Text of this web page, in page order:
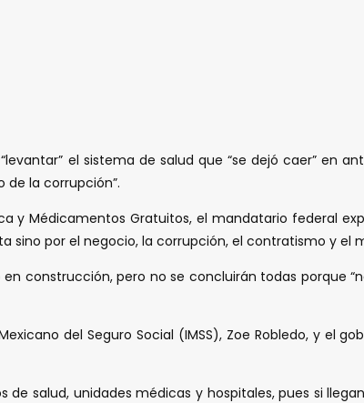
el sistema de salud que “se dejó caer” en
de la corrupción”.
y Médicamentos Gratuitos, el mandatario federal
por el negocio, la corrupción, el contratismo y el
construcción, pero no se concluirán todas porque
del Seguro Social (IMSS), Zoe Robledo, y el
salud, unidades médicas y hospitales, pues si